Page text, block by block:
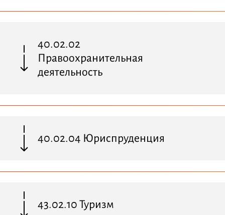
40.02.02
Правоохранительная
деятельность
40.02.04 Юриспруденция
43.02.10 Туризм